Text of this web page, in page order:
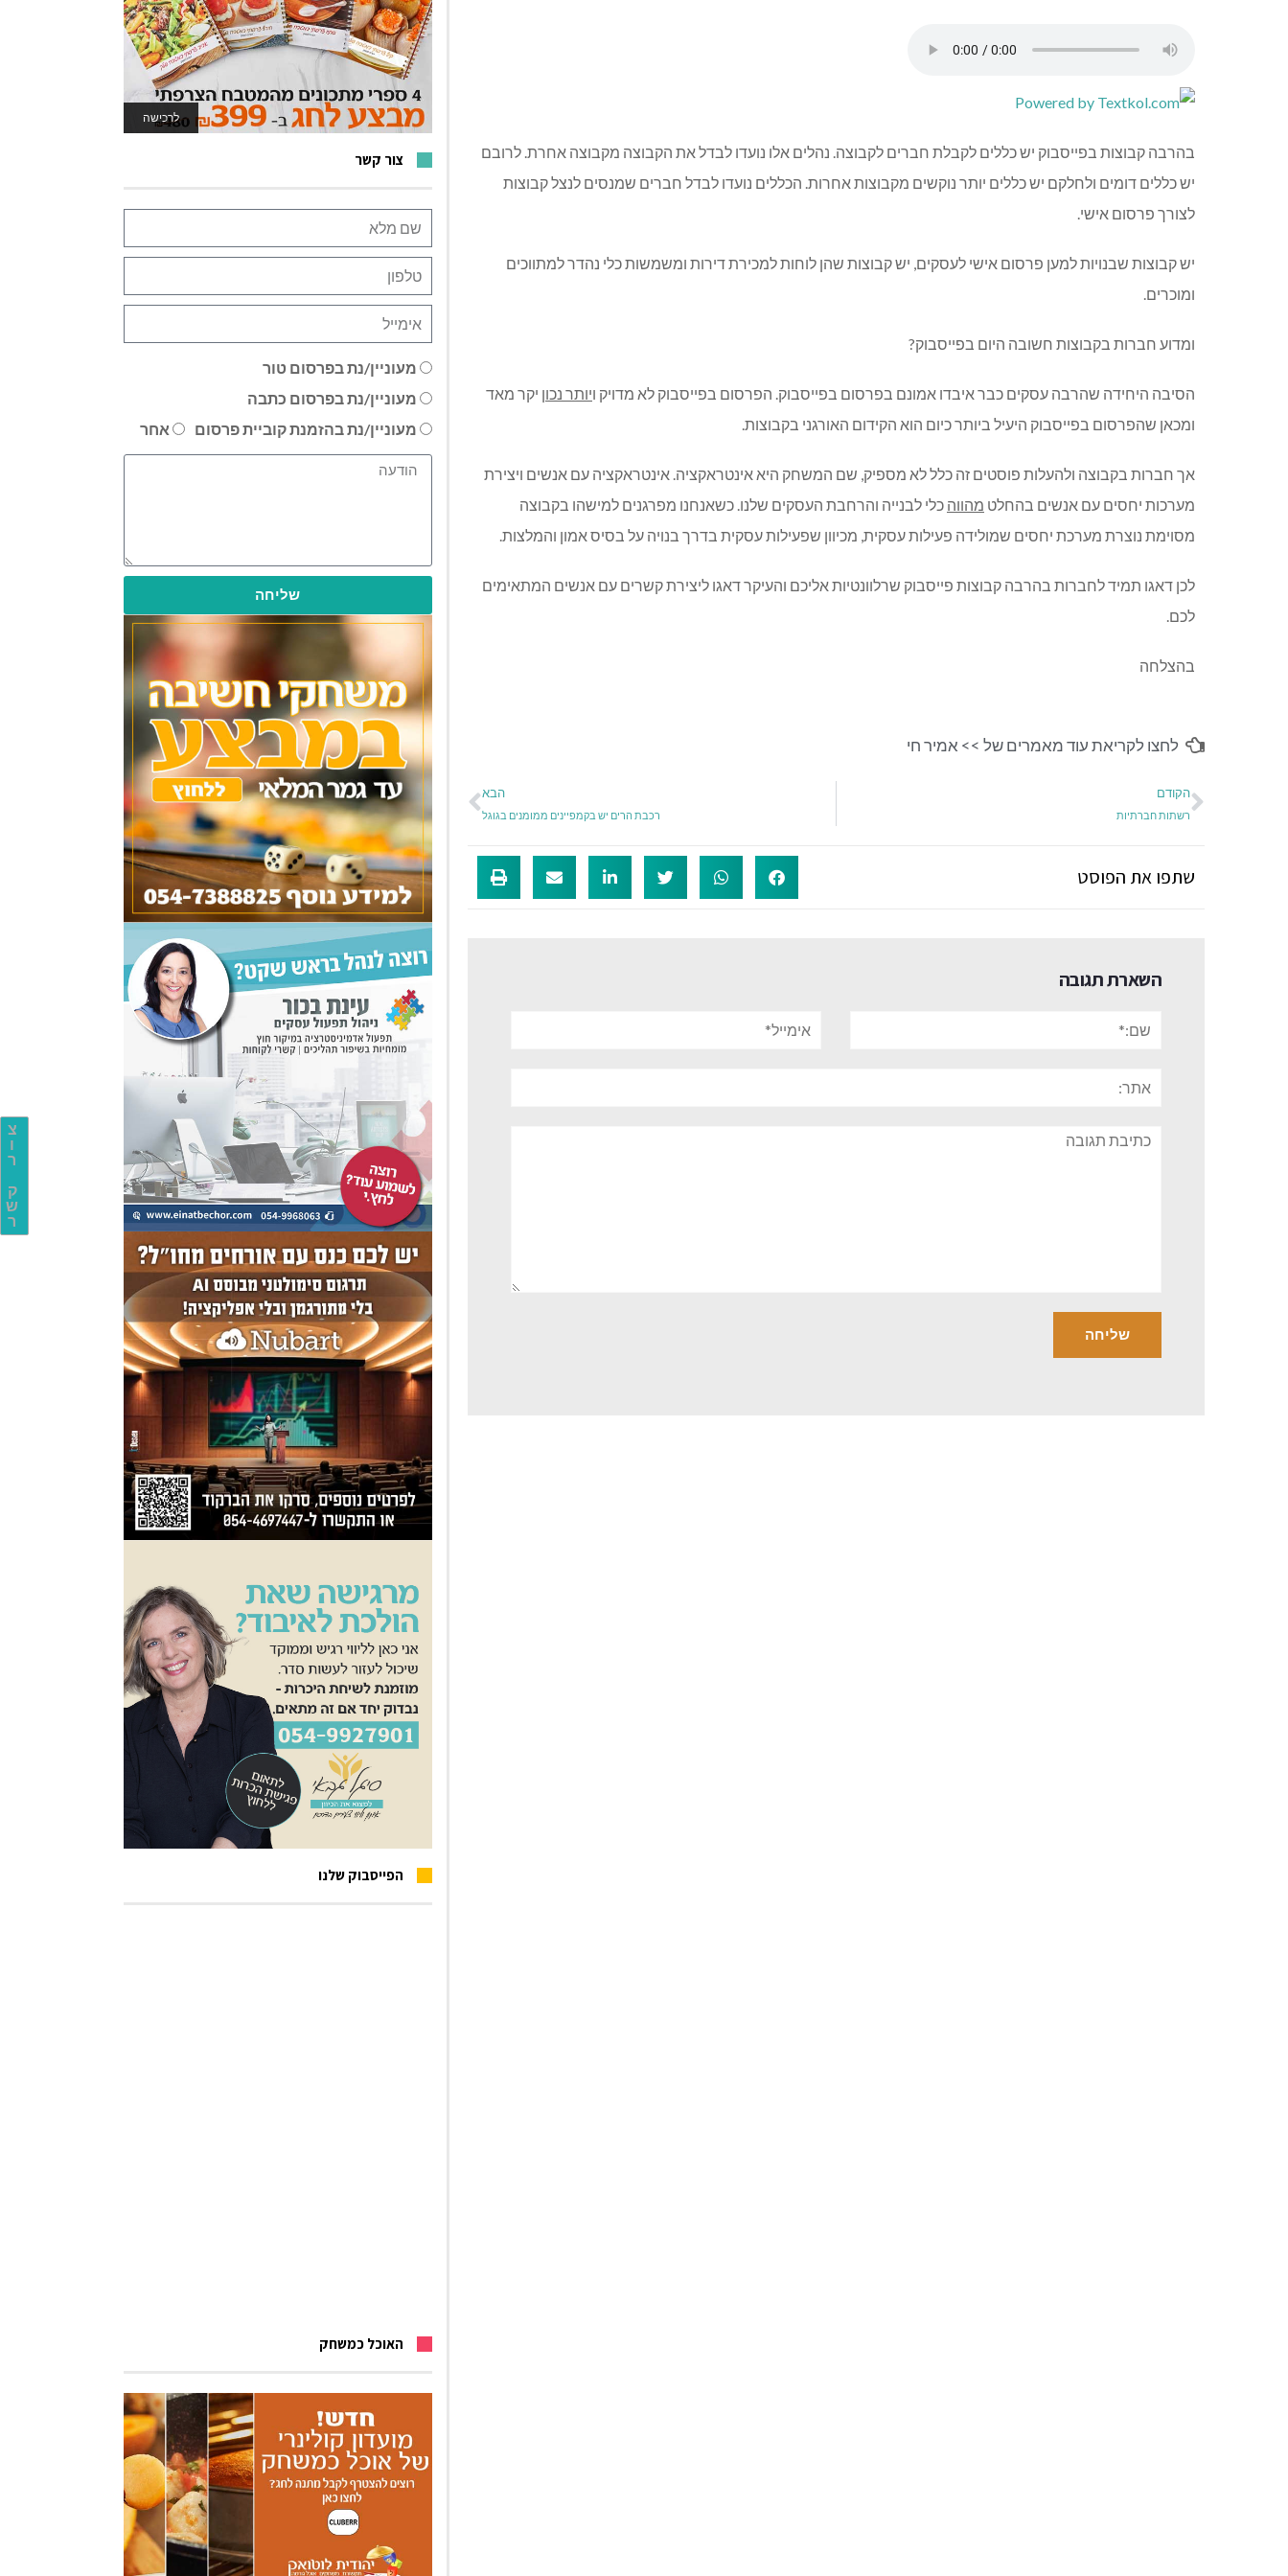
צ
ו
ר
ק
ש
ר
בהרבה קבוצות בפייסבוק יש כללים לקבלת חברים לקבוצה. נהלים אלו נועדו לבדל את הקבוצה מקבוצה אחרת. לרובם
יש כללים דומים ולחלקם יש כללים יותר נוקשים מקבוצות אחרות. הכללים נועדו לבדל חברים שמנסים לנצל קבוצות
לצורך פרסום אישי.
יש קבוצות שבנויות למען פרסום אישי לעסקים, יש קבוצות שהן לוחות למכירת דירות ומשמשות כלי נהדר למתווכים
ומוכרים.
ומדוע חברות בקבוצות חשובה היום בפייסבוק?
הסיבה היחידה שהרבה עסקים כבר איבדו אמונם בפרסום בפייסבוק. הפרסום בפייסבוק לא מדויק ויותר נכון יקר מאד
ומכאן שהפרסום בפייסבוק היעיל ביותר כיום הוא הקידום האורגני בקבוצות.
אך חברות בקבוצה ולהעלות פוסטים זה כלל לא מספיק, שם המשחק היא אינטראקציה. אינטראקציה עם אנשים ויצירת
מערכות יחסים עם אנשים בהחלט מהווה כלי לבנייה והרחבת העסקים שלנו. כשאנחנו מפרגנים למישהו בקבוצה
מסוימת נוצרת מערכת יחסים שמולידה פעילות עסקית, מכיוון שפעילות עסקית בדרך בנויה על בסיס אמון והמלצות.
לכן דאגו תמיד לחברות בהרבה קבוצות פייסבוק שרלוונטיות אליכם והעיקר דאגו ליצירת קשרים עם אנשים המתאימים
לכם.
בהצלחה
לחצו לקריאת עוד מאמרים של >> אמיר חי
הקודם
רשתות חברתיות
הבא
רכבת הרים יש בקמפיינים ממומנים בגוגל
שתפו את הפוסט
השארת תגובה
תגובה
לרכישה
לאתר המשחקים
צור קשר
מעוניין/נת בפרסום טור
מעוניין/נת בפרסום כתבה
מעוניין/נת בהזמנת קוביית פרסום
אחר
שליחה
הפייסבוק שלנו
האוכל כמשחק